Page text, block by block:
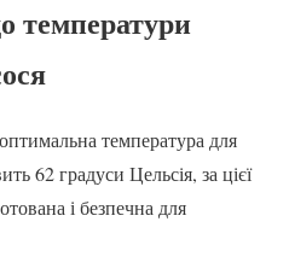
температури
температура для
62 градуси Цельсія, за цієї
і безпечна для